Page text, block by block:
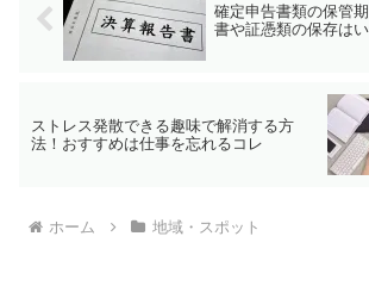
確定申告書類の保管
書や証憑類の保存は
ストレス発散できる趣味で解消する方
法！おすすめは仕事を忘れるコレ
ホーム 地域・スポット